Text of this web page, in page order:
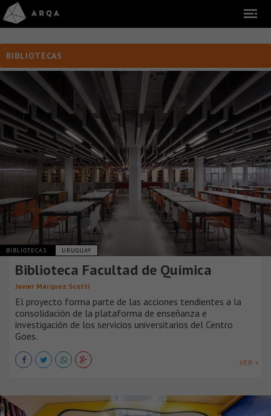
BIBLIOTECAS
BIBLIOTECAS URUGUAY
Biblioteca Facultad de Química
Javier Márquez Scotti
El proyecto forma parte de las acciones tendientes a la
consolidación de la plataforma de enseñanza e
investigación de los servicios universitarios del Centro
Goes.
VER +